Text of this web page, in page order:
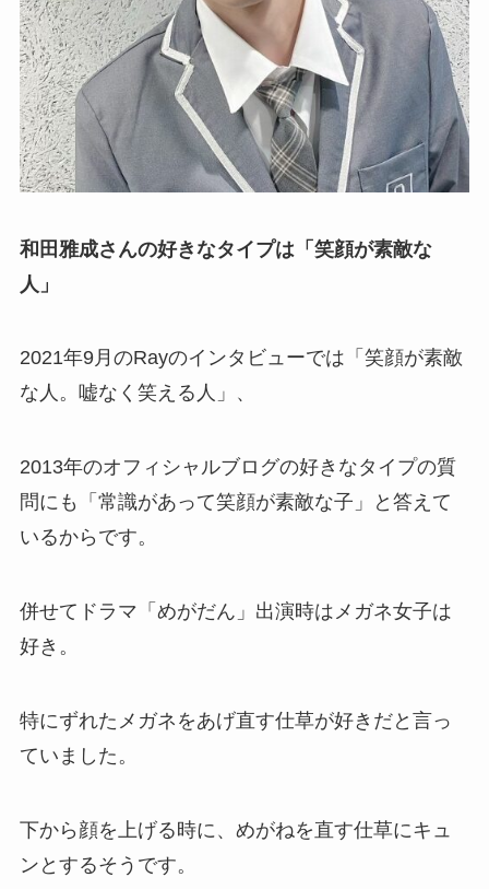
和田雅成さんの好きなタイプは「笑顔が素敵な
人」
2021年9月のRayのインタビューでは「笑顔が素敵
な人。嘘なく笑える人」、
2013年のオフィシャルブログの好きなタイプの質
問にも「常識があって笑顔が素敵な子」と答えて
いるからです。
併せてドラマ「めがだん」出演時はメガネ女子は
好き。
特にずれたメガネをあげ直す仕草が好きだと言っ
ていました。
下から顔を上げる時に、めがねを直す仕草にキュ
ンとするそうです。